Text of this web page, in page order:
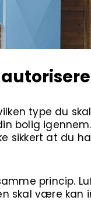
type du
bolig
sikkert at du
princip.
skal være kan